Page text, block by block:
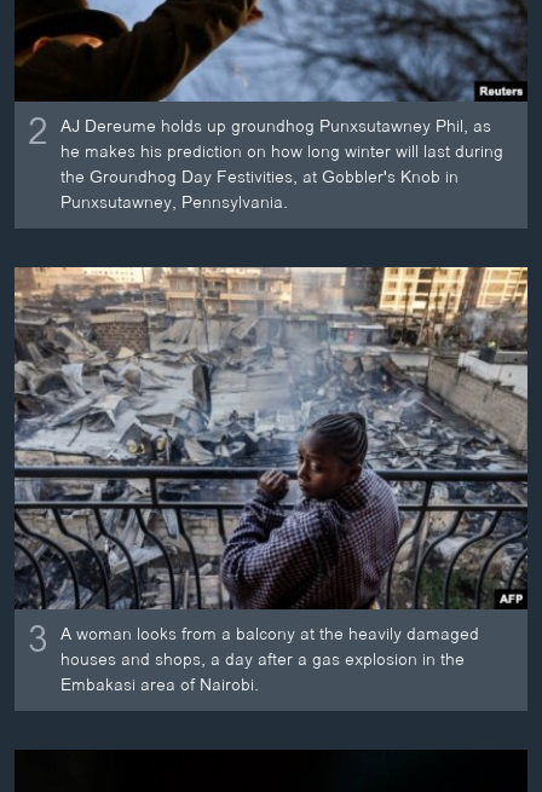
2 AJ Dereume holds up groundhog Punxsutawney Phil, as
he makes his prediction on how long winter will last during
the Groundhog Day Festivities, at Gobbler's Knob in
Punxsutawney, Pennsylvania.
3 A woman looks from a balcony at the heavily damaged
houses and shops, a day after a gas explosion in the
Embakasi area of Nairobi.